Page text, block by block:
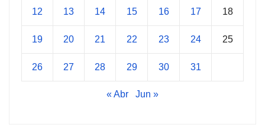
12 13 14 15 16 17 18
19 20 21 22 23 24 25
26 27 28 29 30 31
« Abr Jun »